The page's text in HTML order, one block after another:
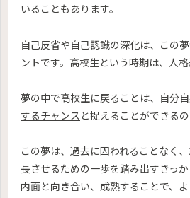
いることもあります。
自己反省や自己認識の深化は、この
ントです。高校生という時期は、人格
夢の中で高校生に戻ることは、 自分
するチャンス と捉えることができるの
この夢は、過去に囚われることなく
長させるための一歩を踏み出すきっ
内面と向き合い、成熟することで、